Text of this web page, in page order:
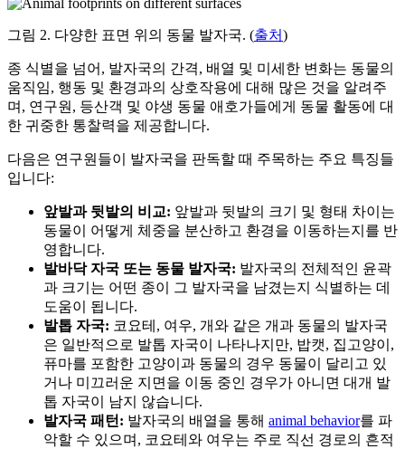
그림 2. 다양한 표면 위의 동물 발자국. (출처)
종 식별을 넘어, 발자국의 간격, 배열 및 미세한 변화는 동물의
움직임, 행동 및 환경과의 상호작용에 대해 많은 것을 알려주
며, 연구원, 등산객 및 야생 동물 애호가들에게 동물 활동에 대
한 귀중한 통찰력을 제공합니다.
다음은 연구원들이 발자국을 판독할 때 주목하는 주요 특징들
입니다:
앞발과 뒷발의 비교: 앞발과 뒷발의 크기 및 형태 차이는
동물이 어떻게 체중을 분산하고 환경을 이동하는지를 반
영합니다.
발바닥 자국 또는 동물 발자국: 발자국의 전체적인 윤곽
과 크기는 어떤 종이 그 발자국을 남겼는지 식별하는 데
도움이 됩니다.
발톱 자국: 코요테, 여우, 개와 같은 개과 동물의 발자국
은 일반적으로 발톱 자국이 나타나지만, 밥캣, 집고양이,
퓨마를 포함한 고양이과 동물의 경우 동물이 달리고 있
거나 미끄러운 지면을 이동 중인 경우가 아니면 대개 발
톱 자국이 남지 않습니다.
발자국 패턴: 발자국의 배열을 통해 animal behavior를 파
악할 수 있으며, 코요테와 여우는 주로 직선 경로의 흔적